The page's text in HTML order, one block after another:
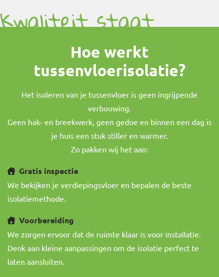
Kwaliteit staat
voorop
Hoe werkt
tussenvloerisolatie?
Het isoleren van je tussenvloer is geen ingrijpende
verbouwing.
Geen hak- en breekwerk, geen gedoe en binnen een dag is
je huis een stuk stiller en warmer.
Zo pakken wij het aan:
Gratis inspectie
We bekijken je verdiepingsvloer en bepalen de beste
isolatiemethode.
Voorbereiding
We zorgen ervoor dat de ruimte klaar is voor installatie.
Denk aan kleine aanpassingen om de isolatie perfect te
laten aansluiten.